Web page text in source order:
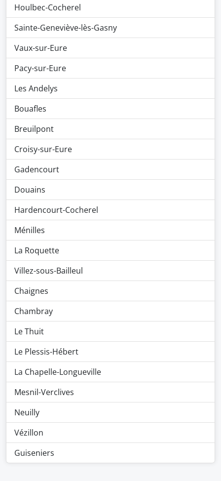
Houlbec-Cocherel
Sainte-Geneviève-lès-Gasny
Vaux-sur-Eure
Pacy-sur-Eure
Les Andelys
Bouafles
Breuilpont
Croisy-sur-Eure
Gadencourt
Douains
Hardencourt-Cocherel
Ménilles
La Roquette
Villez-sous-Bailleul
Chaignes
Chambray
Le Thuit
Le Plessis-Hébert
La Chapelle-Longueville
Mesnil-Verclives
Neuilly
Vézillon
Guiseniers